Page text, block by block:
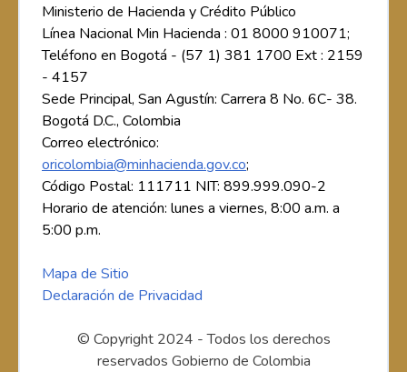
Ministerio de Hacienda y Crédito Público
Línea Nacional Min Hacienda : 01 8000 910071;
Teléfono en Bogotá - (57 1) 381 1700 Ext : 2159
- 4157
Sede Principal, San Agustín: Carrera 8 No. 6C- 38.
Bogotá D.C., Colombia
Correo electrónico:
oricolombia@minhacienda.gov.co;
Código Postal: 111711 NIT: 899.999.090-2
Horario de atención: lunes a viernes, 8:00 a.m. a
5:00 p.m.
Mapa de Sitio
Declaración de Privacidad
© Copyright 2024 - Todos los derechos
reservados Gobierno de Colombia